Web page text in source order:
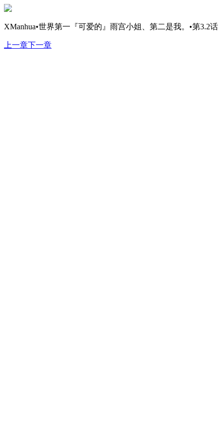
XManhua•世界第一『可爱的』雨宫小姐、第二是我。•第3.2话
上一章下一章